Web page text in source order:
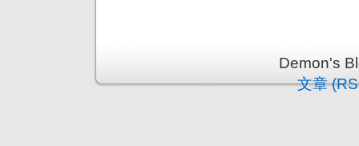
Demon's
文章